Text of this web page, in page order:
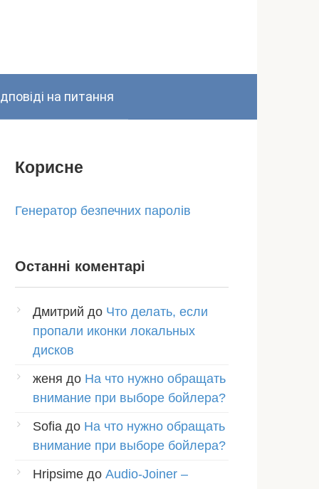
на питання
Корисне
Генератор безпечних паролів
Останні коментарі
Дмитрий до Что делать, если
пропали иконки локальных
дисков
женя до На что нужно обращать
внимание при выборе бойлера?
Sofia до На что нужно обращать
внимание при выборе бойлера?
Hripsime до Audio-Joiner –